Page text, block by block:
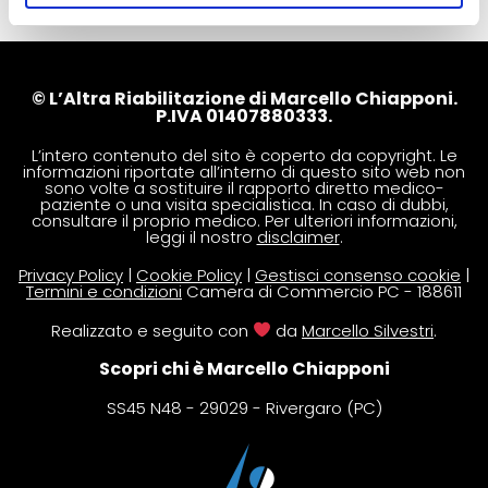
© L’Altra Riabilitazione di Marcello Chiapponi.
P.IVA 01407880333.
L’intero contenuto del sito è coperto da copyright. Le
informazioni riportate all’interno di questo sito web non
sono volte a sostituire il rapporto diretto medico-
paziente o una visita specialistica. In caso di dubbi,
consultare il proprio medico. Per ulteriori informazioni,
leggi il nostro disclaimer.
Privacy Policy | Cookie Policy | Gestisci consenso cookie |
Termini e condizioni Camera di Commercio PC - 188611
Realizzato e seguito con
daMarcello Silvestri.
Scopri chi è Marcello Chiapponi
SS45 N48 - 29029 - Rivergaro (PC)